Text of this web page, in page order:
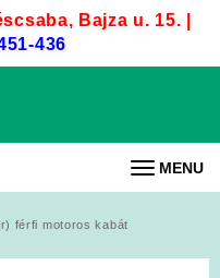
Bajza u. 15. |
436
MENU
férfi motoros kabát